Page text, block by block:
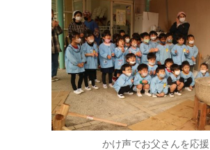
かけ声でお父さんを応援